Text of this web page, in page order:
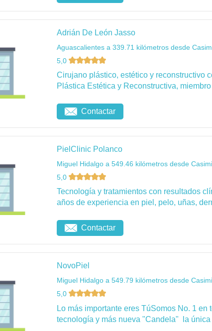
Adrián De León Jasso
Aguascalientes a 339.71 kilómetros desde
5,0
Cirujano plástico, estético y reconstructivo
Plástica Estética y Reconstructiva,
Contactar
PielClinic Polanco
Miguel Hidalgo a 549.46 kilómetros desde
5,0
Tecnología y tratamientos con resultados
años de experiencia en piel, pelo, uñas,
Contactar
NovoPiel
Miguel Hidalgo a 549.79 kilómetros desde
5,0
Lo más importante eres TúSomos No. 1
tecnología y más nueva "Candela" la única